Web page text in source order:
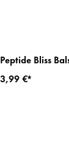
Peptide Bliss
3,99 €*